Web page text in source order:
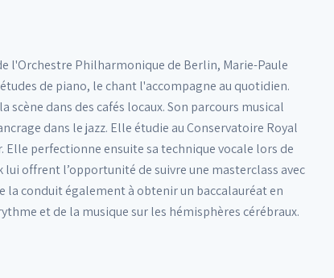
l'Orchestre Philharmonique de Berlin, Marie-Paule
de piano, le chant l'accompagne au quotidien.
dans des cafés locaux. Son parcours musical
dans le jazz. Elle étudie au Conservatoire Royal
Elle perfectionne ensuite sa technique vocale lors de
lui offrent l’opportunité de suivre une masterclass avec
la conduit également à obtenir un baccalauréat en
et de la musique sur les hémisphères cérébraux.